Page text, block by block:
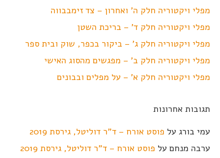
מפלי ויקטוריה חלק ה' ואחרון – צד זימבבווה
מפלי ויקטוריה חלק ד' – בריכת השטן
מפלי ויקטוריה חלק ג' – ביקור בכפר, שוק ובית ספר
מפלי ויקטוריה חלק ב' – מפגשים מהסוג האישי
מפלי ויקטוריה חלק א' – על מפלים ובבונים
תגובות אחרונות
עמי בורג על פוסט אורח – ד"ר דוליטל, גירסת 2019
ערבה מנחם על פוסט אורח – ד"ר דוליטל, גירסת 2019